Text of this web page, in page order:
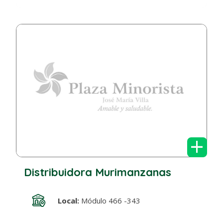
+
Distribuidora Murimanzanas
Local:Módulo 466 -343